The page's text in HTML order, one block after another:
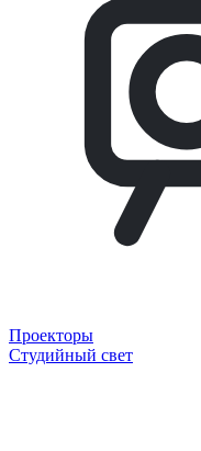
Проекторы
Студийный свет